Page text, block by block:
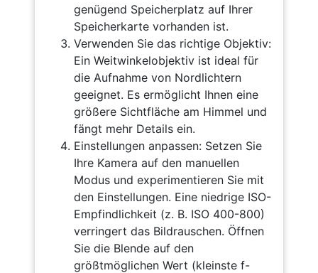
genügend Speicherplatz auf Ihrer
Speicherkarte vorhanden ist.
Verwenden Sie das richtige Objektiv:
Ein Weitwinkelobjektiv ist ideal für
die Aufnahme von Nordlichtern
geeignet. Es ermöglicht Ihnen eine
größere Sichtfläche am Himmel und
fängt mehr Details ein.
Einstellungen anpassen: Setzen Sie
Ihre Kamera auf den manuellen
Modus und experimentieren Sie mit
den Einstellungen. Eine niedrige ISO-
Empfindlichkeit (z. B. ISO 400-800)
verringert das Bildrauschen. Öffnen
Sie die Blende auf den
größtmöglichen Wert (kleinste f-